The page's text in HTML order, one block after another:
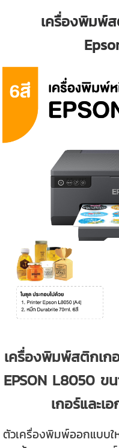
เครื่องพิมพ์
เครื่องพิมพ์สติกเก
EPSON L8050
เกอร์และเ
ตัวเครื่องพิมพ์ออกแบบใ